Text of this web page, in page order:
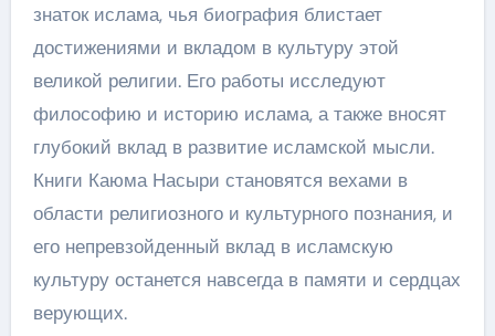
знаток ислама, чья биография блистает
достижениями и вкладом в культуру этой
великой религии. Его работы исследуют
философию и историю ислама, а также вносят
глубокий вклад в развитие исламской мысли.
Книги Каюма Насыри становятся вехами в
области религиозного и культурного познания, и
его непревзойденный вклад в исламскую
культуру останется навсегда в памяти и сердцах
верующих.